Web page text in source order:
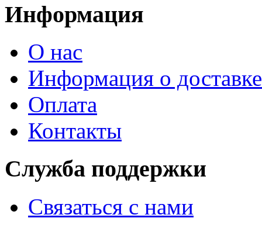
Информация
О нас
Информация о доставке
Оплата
Контакты
Служба поддержки
Связаться с нами